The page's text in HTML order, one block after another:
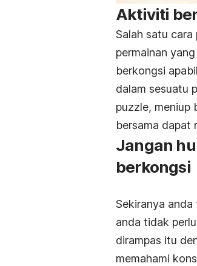
Aktiviti
Salah satu
permainan
berkongsi
dalam sesuatu
puzzle, meniup
bersama dapat
Jangan
berkongsi
Sekiranya
anda tidak
dirampas itu
memahami